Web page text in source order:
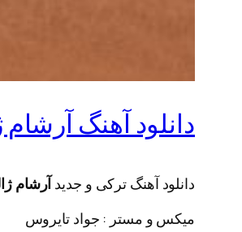
دانلود آهنگ
دانلود آهنگ ترکی و جدیدآرشام
میکس و مستر : جواد تایروس